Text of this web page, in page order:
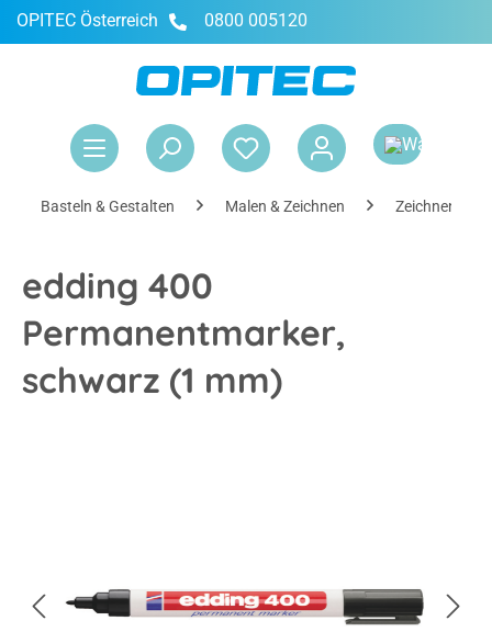
springen
OPITEC Österreich 0800 005120
Basteln & Gestalten Malen & Zeichnen Zeichnen
edding 400
Permanentmarker,
schwarz (1 mm)